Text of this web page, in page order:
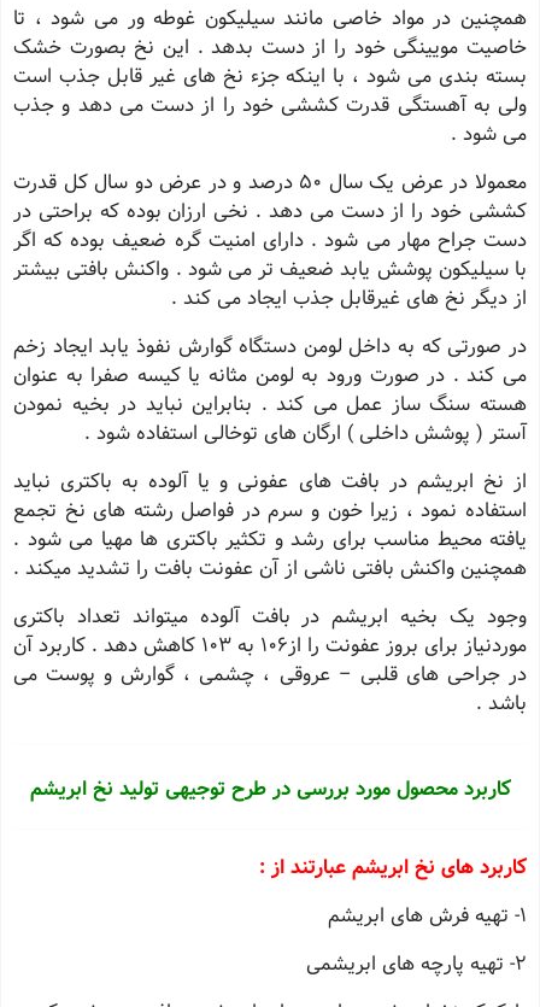
همچنین در مواد خاصی مانند سیلیکون غوطه ور می شود ، تا
خاصیت مویینگی خود را از دست بدهد . این نخ بصورت خشک
بسته بندی می شود ، با اینکه جزء نخ های غیر قابل جذب است
ولی به آهستگی قدرت کششی خود را از دست می دهد و جذب
می شود .
معمولا در عرض یک سال 50 درصد و در عرض دو سال کل قدرت
کششی خود را از دست می دهد . نخی ارزان بوده که براحتی در
دست جراح مهار می شود . دارای امنیت گره ضعیف بوده که اگر
با سیلیکون پوشش یابد ضعیف تر می شود . واکنش بافتی بیشتر
از دیگر نخ های غیرقابل جذب ایجاد می کند .
در صورتی که به داخل لومن دستگاه گوارش نفوذ یابد ایجاد زخم
می کند . در صورت ورود به لومن مثانه یا کیسه صفرا به عنوان
هسته سنگ ساز عمل می کند . بنابراین نباید در بخیه نمودن
آستر ( پوشش داخلی ) ارگان های توخالی استفاده شود .
از نخ ابریشم در بافت های عفونی و یا آلوده به باکتری نباید
استفاده نمود ، زیرا خون و سرم در فواصل رشته های نخ تجمع
یافته محیط مناسب برای رشد و تکثیر باکتری ها مهیا می شود .
همچنین واکنش بافتی ناشی از آن عفونت بافت را تشدید میکند .
وجود یک بخیه ابریشم در بافت آلوده میتواند تعداد باکتری
موردنیاز برای بروز عفونت را از106 به 103 کاهش دهد . کاربرد آن
در جراحی های قلبی – عروقی ، چشمی ، گوارش و پوست می
باشد .
کاربرد محصول مورد بررسی در طرح توجیهی تولید نخ ابریشم
کاربرد های نخ ابریشم عبارتند از :
1- تهیه فرش های ابریشم
2- تهیه پارچه های ابریشمی